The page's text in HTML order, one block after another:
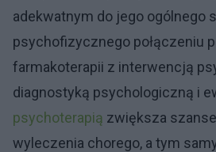
adekwatnym do jego ogólnego
psychofizycznego połączeniu
farmakoterapii z interwencją
diagnostyką psychologiczną i
psychoterapią zwiększa
wyleczenia chorego, a tym